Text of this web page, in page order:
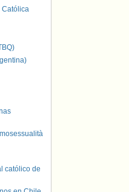
Católica
católico de